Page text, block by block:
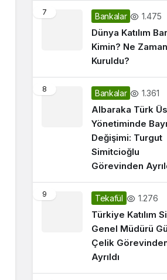
7 Bankalar 1.475
Dünya Katılım
Kimin? Ne Zaman
Kuruldu?
8 Bankalar 1.361
Albaraka Türk
Yönetiminde
Değişimi: Turgut
Simitcioğlu
Görevinden
9 Tekafül 1.276
Türkiye Katılım
Genel Müdürü
Çelik
Ayrıldı